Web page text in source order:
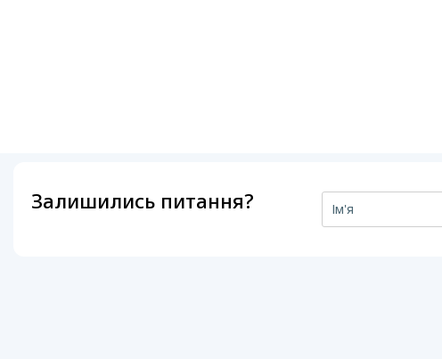
Залишились питання?